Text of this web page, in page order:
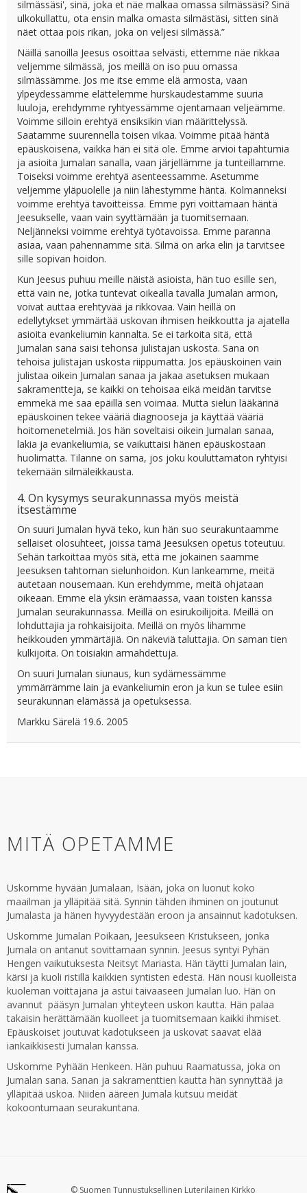
silmässäsi', sinä, joka et näe malkaa omassa silmässäsi? Sinä
ulkokullattu, ota ensin malka omasta silmästäsi, sitten sinä
näet ottaa pois rikan, joka on veljesi silmässä.”
Näillä sanoilla Jeesus osoittaa selvästi, ettemme näe rikkaa
veljemme silmässä, jos meillä on iso puu omassa
silmässämme. Jos me itse emme elä armosta, vaan
ylpeydessämme elättelemme hurskaudestamme suuria
luuloja, erehdymme ryhtyessämme ojentamaan veljeämme.
Voimme silloin erehtyä ensiksikin vian määrittelyssä.
Saatamme suurennella toisen vikaa. Voimme pitää häntä
epäuskoisena, vaikka hän ei sitä ole. Emme arvioi tapahtumia
ja asioita Jumalan sanalla, vaan järjellämme ja tunteillamme.
Toiseksi voimme erehtyä asenteessamme. Asetumme
veljemme yläpuolelle ja niin lähestymme häntä. Kolmanneksi
voimme erehtyä tavoitteissa. Emme pyri voittamaan häntä
Jeesukselle, vaan vain syyttämään ja tuomitsemaan.
Neljänneksi voimme erehtyä työtavoissa. Emme paranna
asiaa, vaan pahennamme sitä. Silmä on arka elin ja tarvitsee
sille sopivan hoidon.
Kun Jeesus puhuu meille näistä asioista, hän tuo esille sen,
että vain ne, jotka tuntevat oikealla tavalla Jumalan armon,
voivat auttaa erehtyvää ja rikkovaa. Vain heillä on
edellytykset ymmärtää uskovan ihmisen heikkoutta ja ajatella
asioita evankeliumin kannalta. Se ei tarkoita sitä, että
Jumalan sana saisi tehonsa julistajan uskosta. Sana on
tehoisa julistajan uskosta riippumatta. Jos epäuskoinen vain
julistaa oikein Jumalan sanaa ja jakaa asetuksen mukaan
sakramentteja, se kaikki on tehoisaa eikä meidän tarvitse
emmekä me saa epäillä sen voimaa. Mutta sielun lääkärinä
epäuskoinen tekee vääriä diagnooseja ja käyttää vääriä
hoitomenetelmiä. Jos hän soveltaisi oikein Jumalan sanaa,
lakia ja evankeliumia, se vaikuttaisi hänen epäuskostaan
huolimatta. Tilanne on sama, jos joku kouluttamaton ryhtyisi
tekemään silmäleikkausta.
4. On kysymys seurakunnassa myös meistä
itsestämme
On suuri Jumalan hyvä teko, kun hän suo seurakuntaamme
sellaiset olosuhteet, joissa tämä Jeesuksen opetus toteutuu.
Sehän tarkoittaa myös sitä, että me jokainen saamme
Jeesuksen tahtoman sielunhoidon. Kun lankeamme, meitä
autetaan nousemaan. Kun erehdymme, meitä ohjataan
oikeaan. Emme elä yksin erämaassa, vaan toisten kanssa
Jumalan seurakunnassa. Meillä on esirukoilijoita. Meillä on
lohduttajia ja rohkaisijoita. Meillä on myös lihamme
heikkouden ymmärtäjiä. On näkeviä taluttajia. On saman tien
kulkijoita. On toisiakin armahdettuja.
On suuri Jumalan siunaus, kun sydämessämme
ymmärrämme lain ja evankeliumin eron ja kun se tulee esiin
seurakunnan elämässä ja opetuksessa.
Markku Särelä 19.6. 2005
MITÄ OPETAMME
Uskomme hyvään Jumalaan, Isään, joka on luonut koko
maailman ja ylläpitää sitä. Synnin tähden ihminen on joutunut
Jumalasta ja hänen hyvyydestään eroon ja ansainnut kadotuksen.
Uskomme Jumalan Poikaan, Jeesukseen Kristukseen, jonka
Jumala on antanut sovittamaan synnin. Jeesus syntyi Pyhän
Hengen vaikutuksesta Neitsyt Mariasta. Hän täytti Jumalan lain,
kärsi ja kuoli ristillä kaikkien syntisten edestä. Hän nousi kuolleista
kuoleman voittajana ja astui taivaaseen Jumalan luo. Hän on
avannut pääsyn Jumalan yhteyteen uskon kautta. Hän palaa
takaisin herättämään kuolleet ja tuomitsemaan kaikki ihmiset.
Epäuskoiset joutuvat kadotukseen ja uskovat saavat elää
iankaikkisesti Jumalan kanssa.
Uskomme Pyhään Henkeen. Hän puhuu Raamatussa, joka on
Jumalan sana. Sanan ja sakramenttien kautta hän synnyttää ja
ylläpitää uskoa. Niiden ääreen Jumala kutsuu meidät
kokoontumaan seurakuntana.
© Suomen Tunnustuksellinen Luterilainen Kirkko